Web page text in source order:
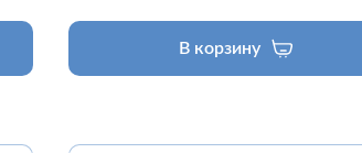
В корзину